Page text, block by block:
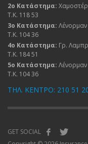
2ο Κατάστημα:
Τ.Κ. 118 53
3ο Κατάστημα:
Τ.Κ. 104 36
4ο Κατάστημα: Γρ.
Τ.Κ. 184 51
5ο Κατάστημα:
Τ.Κ. 104 36
ΤΗΛ. ΚΕΝΤΡΟ: 210 51
GET SOCIAL